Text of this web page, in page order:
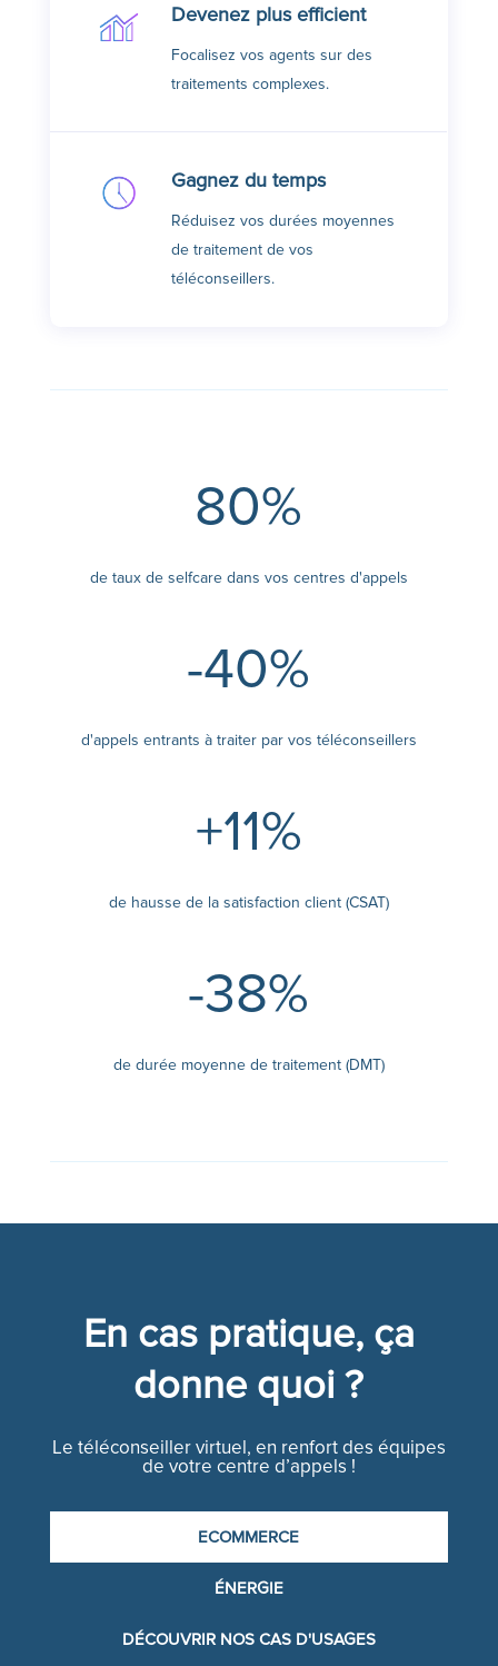
Devenez plus efficient
Focalisez vos agents sur des
traitements complexes.
Gagnez du temps
Réduisez vos durées moyennes
de traitement de vos
téléconseillers.
80%
de taux de selfcare dans vos centres d'appels
-40%
d'appels entrants à traiter par vos téléconseillers
+11%
de hausse de la satisfaction client (CSAT)
-38%
de durée moyenne de traitement (DMT)
En cas pratique, ça
donne quoi ?
Le téléconseiller virtuel, en renfort des équipes
de votre centre d’appels !
ECOMMERCE
ÉNERGIE
DÉCOUVRIR NOS CAS D'USAGES